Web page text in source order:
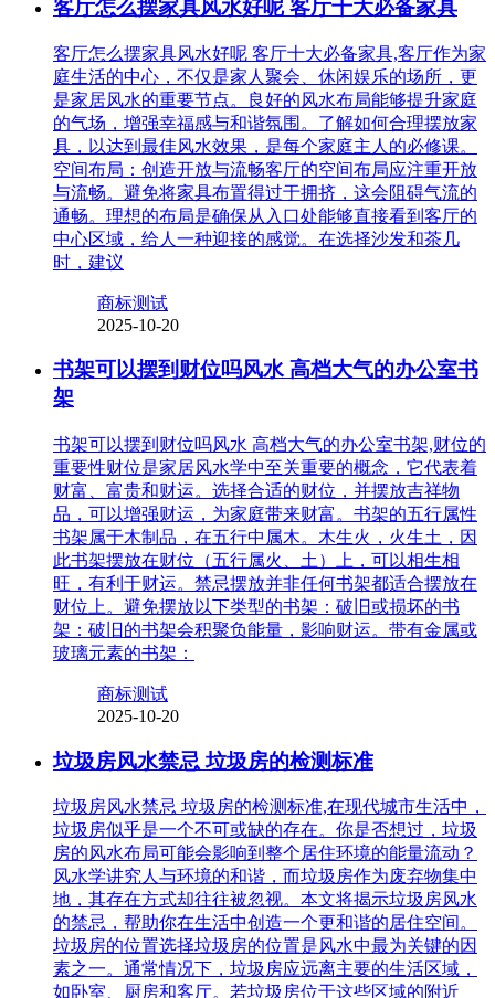
客厅怎么摆家具风水好呢 客厅十大必备家具
客厅怎么摆家具风水好呢 客厅十大必备家具,客厅作为家
庭生活的中心，不仅是家人聚会、休闲娱乐的场所，更
是家居风水的重要节点。良好的风水布局能够提升家庭
的气场，增强幸福感与和谐氛围。了解如何合理摆放家
具，以达到最佳风水效果，是每个家庭主人的必修课。
空间布局：创造开放与流畅客厅的空间布局应注重开放
与流畅。避免将家具布置得过于拥挤，这会阻碍气流的
通畅。理想的布局是确保从入口处能够直接看到客厅的
中心区域，给人一种迎接的感觉。在选择沙发和茶几
时，建议
商标测试
2025-10-20
书架可以摆到财位吗风水 高档大气的办公室书
架
书架可以摆到财位吗风水 高档大气的办公室书架,财位的
重要性财位是家居风水学中至关重要的概念，它代表着
财富、富贵和财运。选择合适的财位，并摆放吉祥物
品，可以增强财运，为家庭带来财富。书架的五行属性
书架属于木制品，在五行中属木。木生火，火生土，因
此书架摆放在财位（五行属火、土）上，可以相生相
旺，有利于财运。禁忌摆放并非任何书架都适合摆放在
财位上。避免摆放以下类型的书架：破旧或损坏的书
架：破旧的书架会积聚负能量，影响财运。带有金属或
玻璃元素的书架：
商标测试
2025-10-20
垃圾房风水禁忌 垃圾房的检测标准
垃圾房风水禁忌 垃圾房的检测标准,在现代城市生活中，
垃圾房似乎是一个不可或缺的存在。你是否想过，垃圾
房的风水布局可能会影响到整个居住环境的能量流动？
风水学讲究人与环境的和谐，而垃圾房作为废弃物集中
地，其存在方式却往往被忽视。本文将揭示垃圾房风水
的禁忌，帮助你在生活中创造一个更和谐的居住空间。
垃圾房的位置选择垃圾房的位置是风水中最为关键的因
素之一。通常情况下，垃圾房应远离主要的生活区域，
如卧室、厨房和客厅。若垃圾房位于这些区域的附近